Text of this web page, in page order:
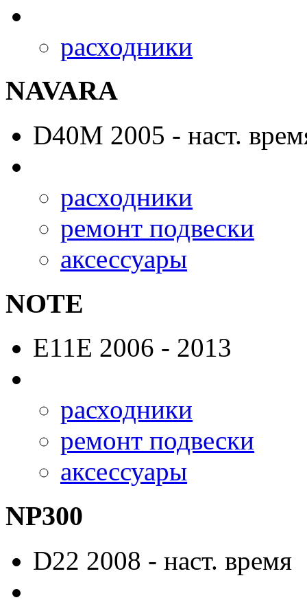
расходники
NAVARA
D40M 2005 - наст.
расходники
ремонт подвески
аксессуары
NOTE
E11E 2006 - 2013
расходники
ремонт подвески
аксессуары
NP300
D22 2008 - наст. время